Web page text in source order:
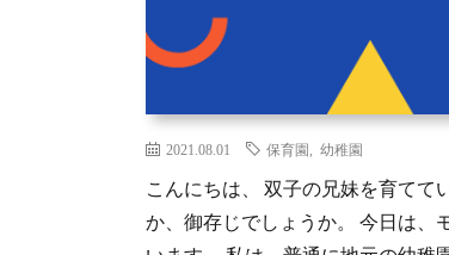
2021.08.01 保育園 幼稚園
こんにちは、 双子の兄妹を育てて
か、御存じでしょうか。 今日は、